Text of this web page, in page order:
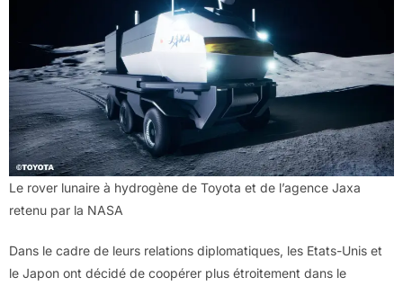
Le rover lunaire à hydrogène de Toyota et de l’agence Jaxa
retenu par la NASA
Dans le cadre de leurs relations diplomatiques, les Etats-Unis et
le Japon ont décidé de coopérer plus étroitement dans le